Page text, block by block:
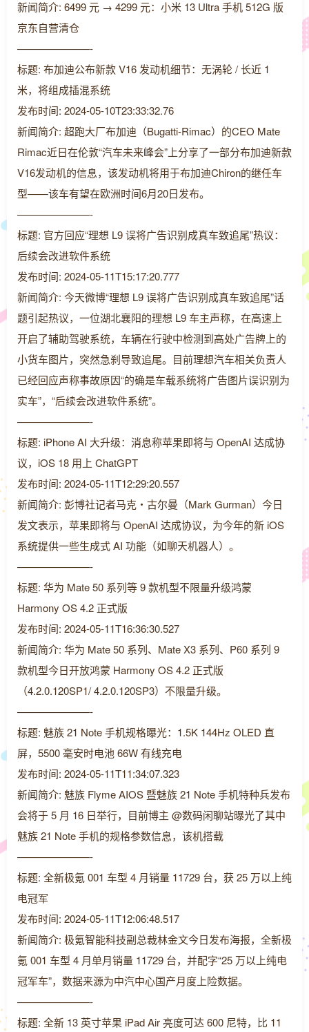
新闻简介: 6499 元 → 4299 元：小米 13 Ultra 手机 512G 版
京东自营清仓
———————-
标题: 布加迪公布新款 V16 发动机细节：无涡轮 / 长近 1
米，将组成插混系统
发布时间: 2024-05-10T23:33:32.76
新闻简介: 超跑大厂布加迪（Bugatti-Rimac）的CEO Mate
Rimac近日在伦敦“汽车未来峰会”上分享了一部分布加迪新款
V16发动机的信息，该发动机将用于布加迪Chiron的继任车
型——该车有望在欧洲时间6月20日发布。
———————-
标题: 官方回应“理想 L9 误将广告识别成真车致追尾”热议：
后续会改进软件系统
发布时间: 2024-05-11T15:17:20.777
新闻简介: 今天微博“理想 L9 误将广告识别成真车致追尾”话
题引起热议，一位湖北襄阳的理想 L9 车主声称，在高速上
开启了辅助驾驶系统，车辆在行驶中检测到高处广告牌上的
小货车图片，突然急刹导致追尾。目前理想汽车相关负责人
已经回应声称事故原因“的确是车载系统将广告图片误识别为
实车”，“后续会改进软件系统”。
———————-
标题: iPhone AI 大升级：消息称苹果即将与 OpenAI 达成协
议，iOS 18 用上 ChatGPT
发布时间: 2024-05-11T12:29:20.557
新闻简介: 彭博社记者马克・古尔曼（Mark Gurman）今日
发文表示，苹果即将与 OpenAI 达成协议，为今年的新 iOS
系统提供一些生成式 AI 功能（如聊天机器人）。
———————-
标题: 华为 Mate 50 系列等 9 款机型不限量升级鸿蒙
Harmony OS 4.2 正式版
发布时间: 2024-05-11T16:36:30.527
新闻简介: 华为 Mate 50 系列、Mate X3 系列、P60 系列 9
款机型今日开放鸿蒙 Harmony OS 4.2 正式版
（4.2.0.120SP1/ 4.2.0.120SP3）不限量升级。
———————-
标题: 魅族 21 Note 手机规格曝光：1.5K 144Hz OLED 直
屏，5500 毫安时电池 66W 有线充电
发布时间: 2024-05-11T11:34:07.323
新闻简介: 魅族 Flyme AIOS 暨魅族 21 Note 手机特种兵发布
会将于 5 月 16 日举行，目前博主 @数码闲聊站曝光了其中
魅族 21 Note 手机的规格参数信息，该机搭载
———————-
标题: 全新极氪 001 车型 4 月销量 11729 台，获 25 万以上纯
电冠军
发布时间: 2024-05-11T12:06:48.517
新闻简介: 极氪智能科技副总裁林金文今日发布海报，全新极
氪 001 车型 4 月单月销量 11729 台，并配字“25 万以上纯电
冠军车”，数据来源为中汽中心国产月度上险数据。
———————-
标题: 全新 13 英寸苹果 iPad Air 亮度可达 600 尼特，比 11